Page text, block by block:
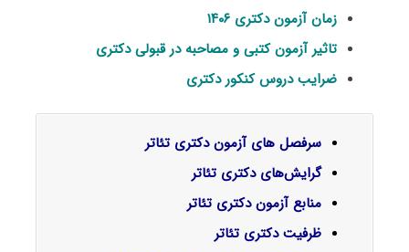
زمان آزمون دکتری ۱۴۰۶
تاثیر آزمون کتبی و مصاحبه در قبولی دکتری
ضرایب دروس کنکور دکتری
سرفصل‌ های آزمون دکتری تئاتر
گرایش‌های دکتری تئاتر
منابع آزمون دکتری تئاتر
ظرفیت دکتری تئاتر